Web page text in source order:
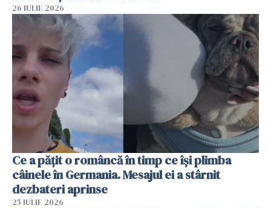
26 IULIE 2026
Ce a pățit o româncă în timp ce își plimba
câinele în Germania. Mesajul ei a stârnit
dezbateri aprinse
25 IULIE 2026